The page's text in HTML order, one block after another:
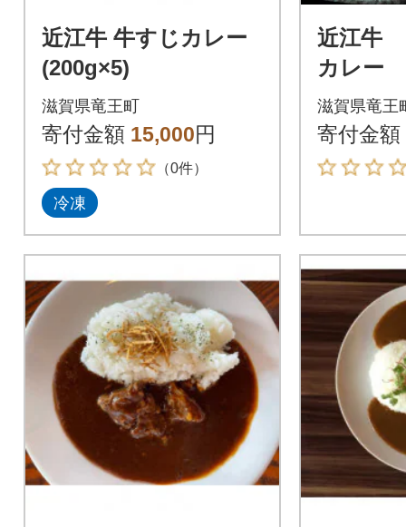
近江牛 牛すじカレー
(200g×5)
滋賀県竜王町
寄付金額 15,000円
（0件）
冷凍
近江牛
カレー
ット
滋賀県竜王
寄付金額